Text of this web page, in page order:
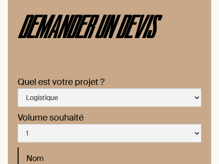
DEMANDER UN DEVIS
Quel est votre projet ?
Volume souhaité